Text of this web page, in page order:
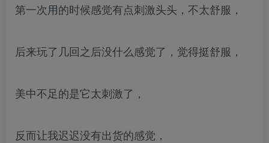
第一次用的时候感觉有点刺激头头，不太舒服，
后来玩了几回之后没什么感觉了，觉得挺舒服，
美中不足的是它太刺激了，
反而让我迟迟没有出货的感觉，